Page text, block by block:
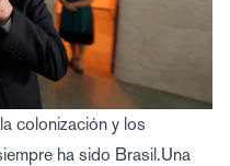
colonización y los
ha sido Brasil.Una